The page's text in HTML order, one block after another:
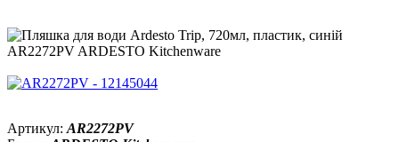
Артикул: AR2272PV